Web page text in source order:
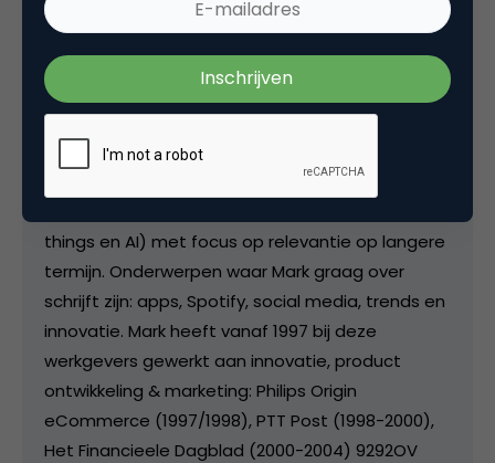
Consumentenbond
Mark de Bruin (@mdebruin) schreef in 2007 zijn
eerste blog bij Marketingfacts. Inmiddels zijn het
er meer dan 150. Mark (1976) is senior marketeer
met expertises in innovatie, online marketing,
mobiliteit en digitale proposities via nieuwe
things en AI) met focus op relevantie op langere
termijn. Onderwerpen waar Mark graag over
schrijft zijn: apps, Spotify, social media, trends en
innovatie. Mark heeft vanaf 1997 bij deze
werkgevers gewerkt aan innovatie, product
ontwikkeling & marketing: Philips Origin
eCommerce (1997/1998), PTT Post (1998-2000),
Het Financieele Dagblad (2000-2004) 9292OV